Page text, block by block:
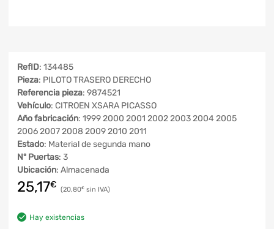
RefID: 134485
Pieza: PILOTO TRASERO DERECHO
Referencia pieza: 9874521
Vehículo: CITROEN XSARA PICASSO
Año fabricación: 1999 2000 2001 2002 2003 2004 2005
2006 2007 2008 2009 2010 2011
Estado: Material de segunda mano
Nº Puertas: 3
Ubicación: Almacenada
25,17€ 20,80€
Hay existencias